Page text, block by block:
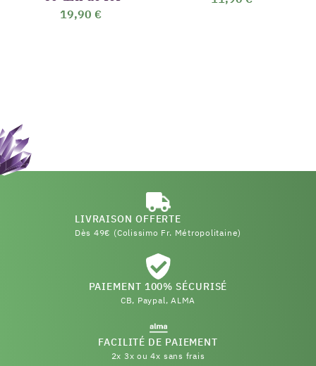
19,90 €
LIVRAISON OFFERTE
Dès 49€ (Colissimo Fr. Métropolitaine)
PAIEMENT 100% SÉCURISÉ
CB, Paypal, ALMA
FACILITÉ DE PAIEMENT
2x 3x ou 4x sans frais